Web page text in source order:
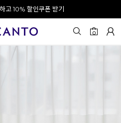
제 완료 시 오늘 출발!
대 20% 쿠폰 지급
시 10% 쿠폰 증정
고 10% 할인쿠폰 받기
0